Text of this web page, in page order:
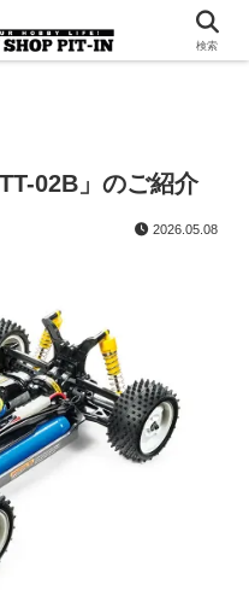
。 ピットインのウェブサイトです
02B」のご紹介
2026.05.08
検索